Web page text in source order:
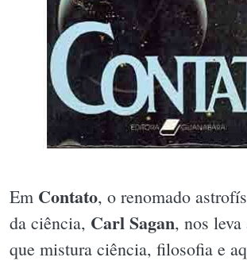
Em Contato, o renomado
da ciência, Carl Sagan, nos
que mistura ciência, filosofia e